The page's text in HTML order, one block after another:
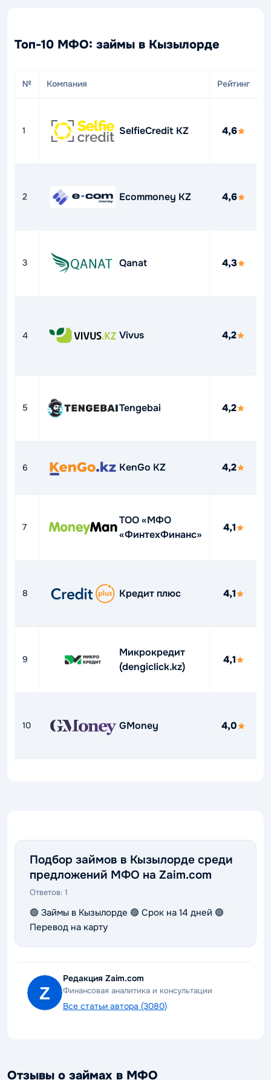
Топ-10 МФО: займы в Кызылорде
№ Компания Рейтинг
1 SelfieCredit KZ 4,6
2 Ecommoney KZ 4,6
3 Qanat 4,3
4 Vivus 4,2
5 Tengebai 4,2
6 KenGo KZ 4,2
7
ТОО «МФО
«ФинтехФинанс»
4,1
8 Кредит плюс 4,1
9
Микрокредит
(dengiclick.kz)
4,1
10 GMoney 4,0
Подбор займов в Кызылорде среди
предложений МФО на Zaim.com
Ответов: 1
🟢 Займы в Кызылорде 🟢 Срок на 14 дней 🟢
Перевод на карту
Редакция Zaim.com
Финансовая аналитика и консультации
Все статьи автора (3080)
Отзывы о займах в МФО